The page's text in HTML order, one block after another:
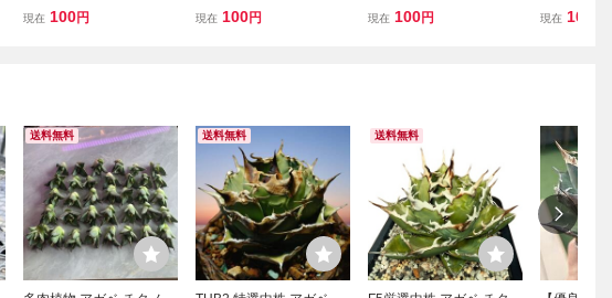
H580 激レア高級品種 ア
現在 100円
H597 激レア高級品種 ア
現在 100円
H510 アガベ チタノタ ハ
現在 100円
H509 アガ
現在 100
送料無料 送料無料 送料無料